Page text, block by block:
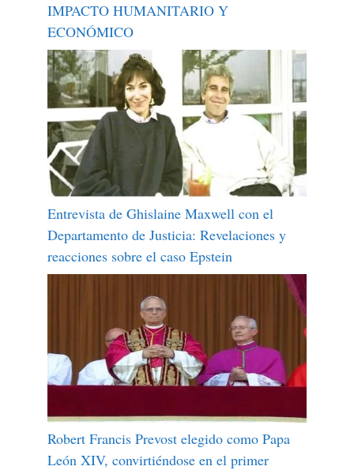
IMPACTO HUMANITARIO Y
ECONÓMICO
Entrevista de Ghislaine Maxwell con el
Departamento de Justicia: Revelaciones y
reacciones sobre el caso Epstein
Robert Francis Prevost elegido como Papa
León XIV, convirtiéndose en el primer